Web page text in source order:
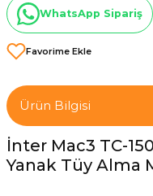
WhatsApp Sipariş
Ürün Bilgisi
İnter Mac3 TC-
Yanak Tüy Alma